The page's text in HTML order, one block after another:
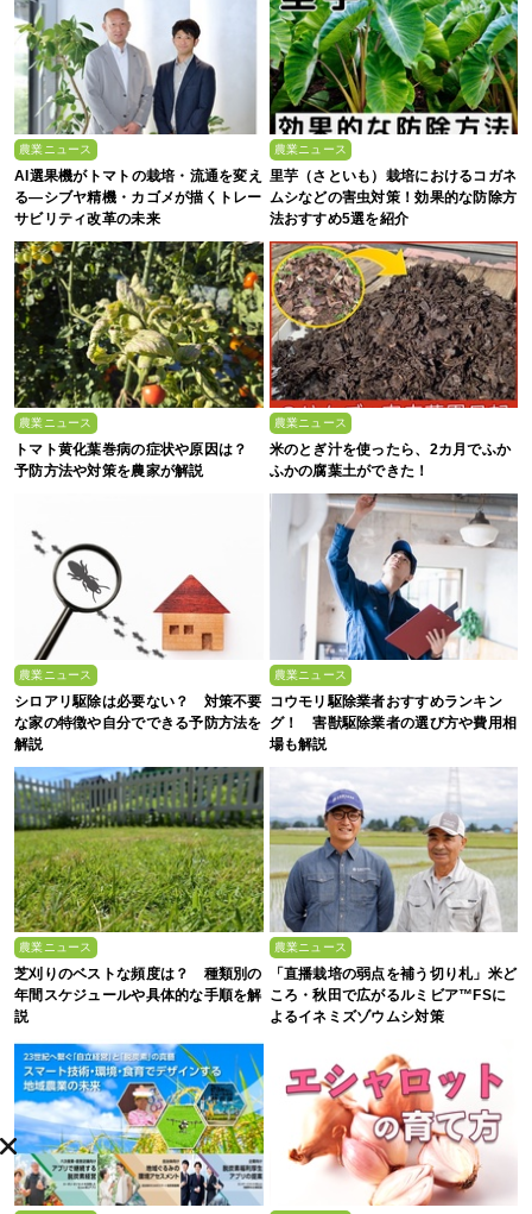
農業ニュース
AI選果機がトマトの栽培・流通を変え
る―シブヤ精機・カゴメが描くトレー
サビリティ改革の未来
農業ニュース
里芋（さといも）栽培におけるコガネ
ムシなどの害虫対策！効果的な防除方
法おすすめ5選を紹介
農業ニュース
トマト黄化葉巻病の症状や原因は？
予防方法や対策を農家が解説
農業ニュース
米のとぎ汁を使ったら、2カ月でふか
ふかの腐葉土ができた！
農業ニュース
シロアリ駆除は必要ない？ 対策不要
な家の特徴や自分でできる予防方法を
解説
農業ニュース
コウモリ駆除業者おすすめランキン
グ！ 害獣駆除業者の選び方や費用相
場も解説
農業ニュース
芝刈りのベストな頻度は？ 種類別の
年間スケジュールや具体的な手順を解
説
農業ニュース
「直播栽培の弱点を補う切り札」米ど
ころ・秋田で広がるルミビア™FSに
よるイネミズゾウムシ対策